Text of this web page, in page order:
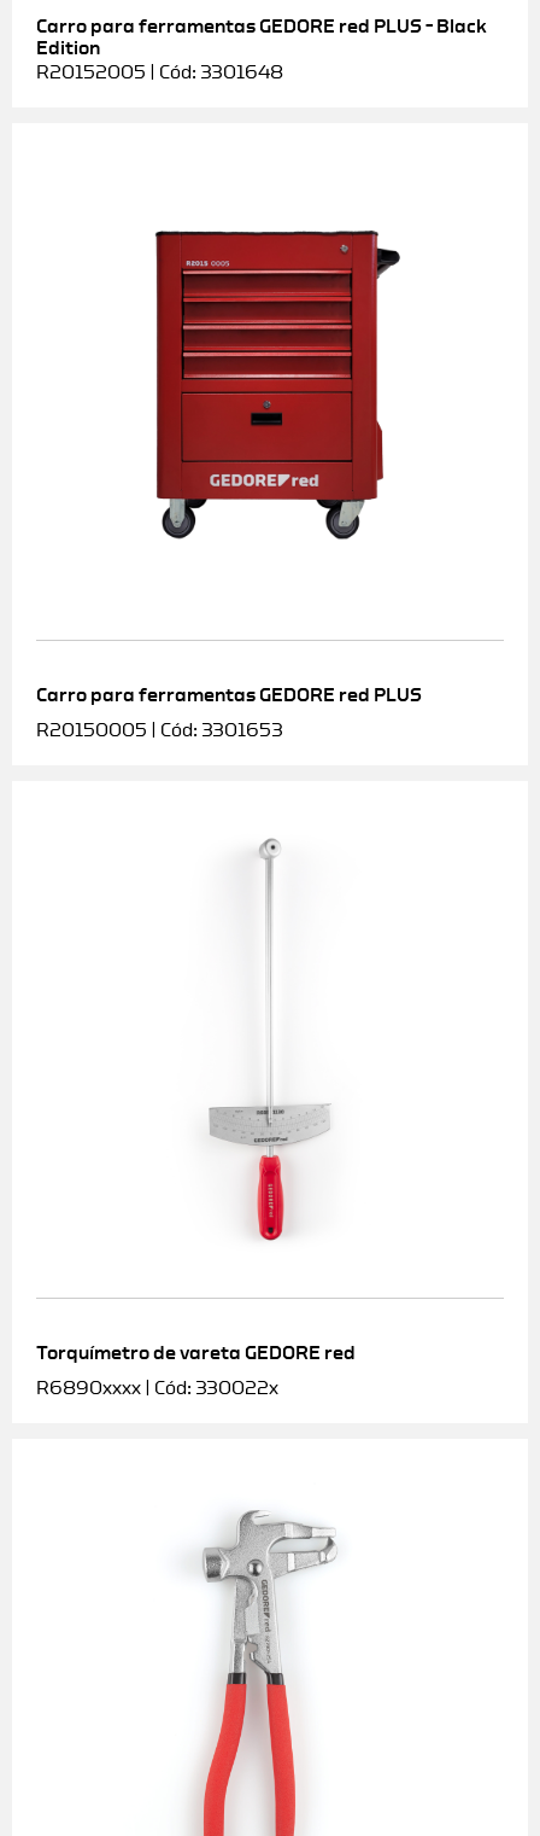
Carro para ferramentas GEDORE red PLUS – Black
Edition
R20152005 | Cód: 3301648
Carro para ferramentas GEDORE red PLUS
R20150005 | Cód: 3301653
Torquímetro de vareta GEDORE red
R6890xxxx | Cód: 330022x